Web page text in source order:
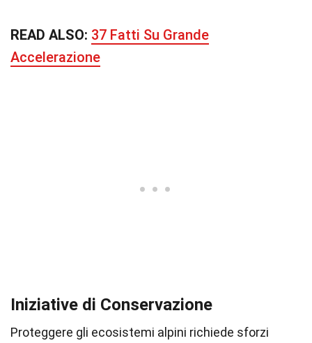
READ ALSO: 37 Fatti Su Grande
Accelerazione
Iniziative di Conservazione
Proteggere gli ecosistemi alpini richiede sforzi